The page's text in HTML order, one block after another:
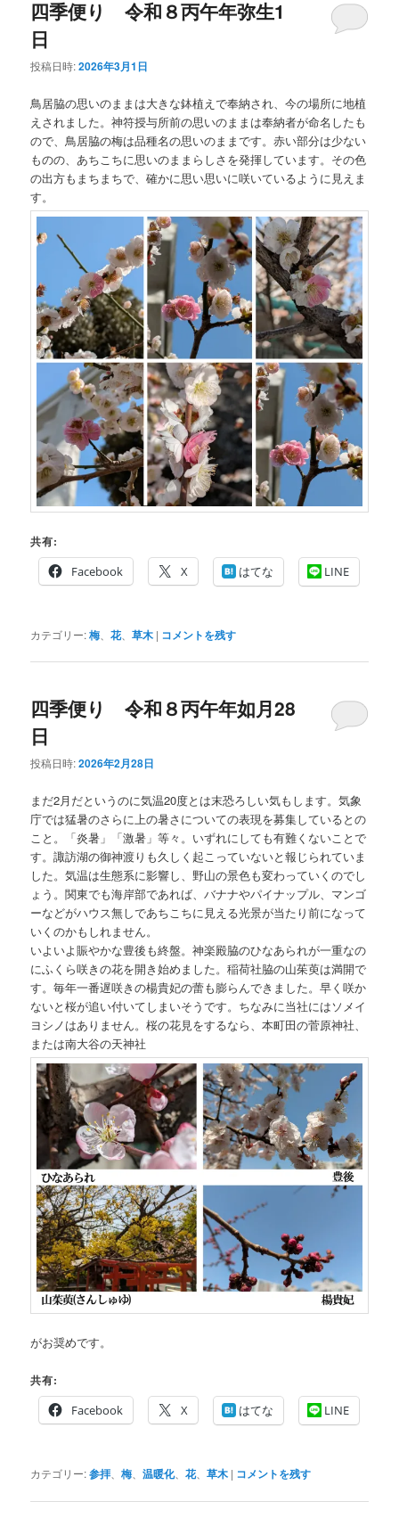
四季便り 令和８丙午年弥生1
日
投稿日時:2026年3月1日
鳥居脇の思いのままは大きな鉢植えで奉納され、今の場所に地植
えされました。神符授与所前の思いのままは奉納者が命名したも
ので、鳥居脇の梅は品種名の思いのままです。赤い部分は少ない
ものの、あちこちに思いのままらしさを発揮しています。その色
の出方もまちまちで、確かに思い思いに咲いているように見えま
す。
共有:
Facebook
X はてな LINE
カテゴリー:梅 、花、草木 | コメントを残す
四季便り 令和８丙午年如月28
日
投稿日時:2026年2月28日
まだ2月だというのに気温20度とは末恐ろしい気もします。気象
庁では猛暑のさらに上の暑さについての表現を募集しているとの
こと。「炎暑」「激暑」等々。いずれにしても有難くないことで
す。諏訪湖の御神渡りも久しく起こっていないと報じられていま
した。気温は生態系に影響し、野山の景色も変わっていくのでし
ょう。関東でも海岸部であれば、バナナやパイナップル、マンゴ
ーなどがハウス無しであちこちに見える光景が当たり前になって
いくのかもしれません。
いよいよ賑やかな豊後も終盤。神楽殿脇のひなあられが一重なの
にふくら咲きの花を開き始めました。稲荷社脇の山茱萸は満開で
す。毎年一番遅咲きの楊貴妃の蕾も膨らんできました。早く咲か
ないと桜が追い付いてしまいそうです。ちなみに当社にはソメイ
ヨシノはありません。桜の花見をするなら、本町田の菅原神社、
または南大谷の天神社
がお奨めです。
共有:
Facebook
X はてな LINE
カテゴリー:参拝、梅、温暖化、花、草木 | コメントを残す